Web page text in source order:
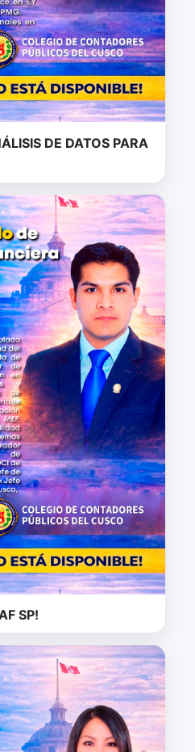
DE DATOS PARA
SP!